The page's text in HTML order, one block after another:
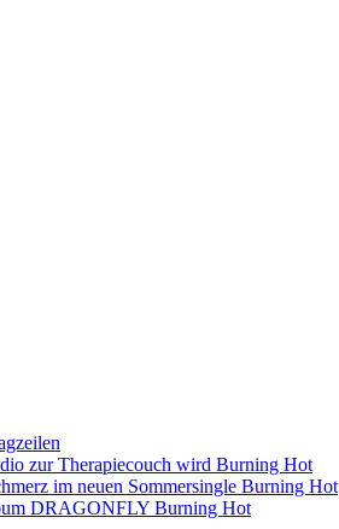
zur Therapiecouch wird Burning Hot
im neuen Sommersingle Burning Hot
DRAGONFLY Burning Hot